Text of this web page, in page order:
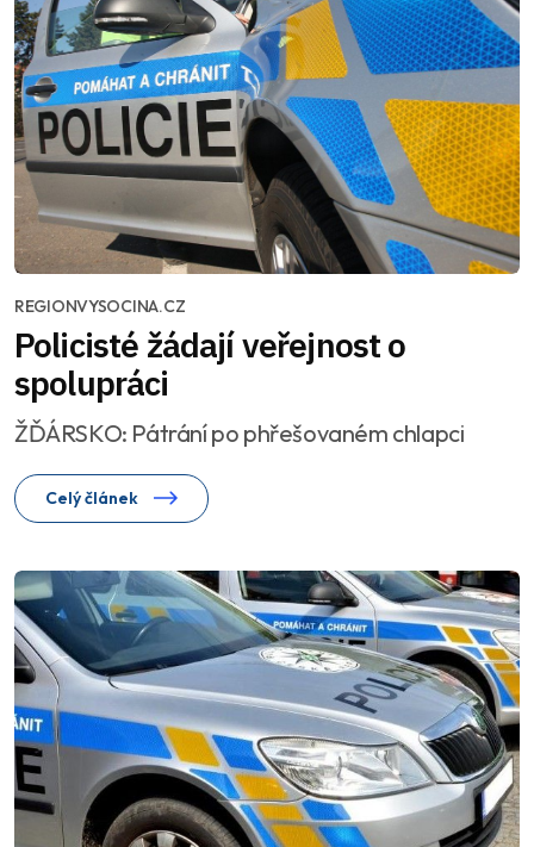
REGIONVYSOCINA.CZ
Policisté žádají veřejnost o
spolupráci
ŽĎÁRSKO: Pátrání po phřešovaném chlapci
Celý článek